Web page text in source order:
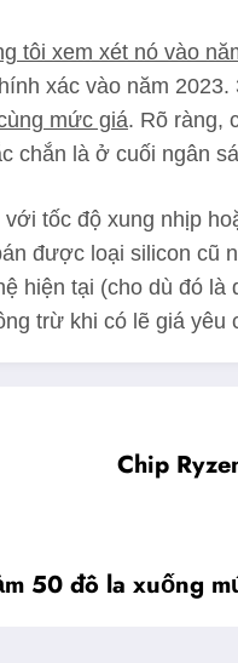
tôi xem xét nó vào
xác vào năm
mức giá(mở trong
. Rõ ràng,
chắn là ở cuối ngân
tốc độ xung nhịp
được loại silicon
hiện tại (cho dù đó
trừ khi có lẽ giá
Chip
50 đô la xuống